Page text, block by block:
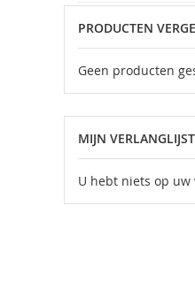
PRODUCTEN
Geen producten
MIJN VERLANGLIJST
U hebt niets op